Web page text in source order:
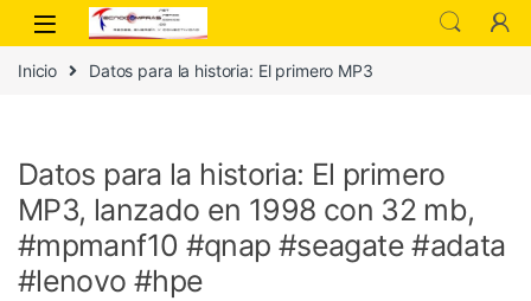
Inicio Datos para la historia: El primero MP3
Datos para la historia: El primero
MP3, lanzado en 1998 con 32 mb,
#mpmanf10 #qnap #seagate #adata
#lenovo #hpe